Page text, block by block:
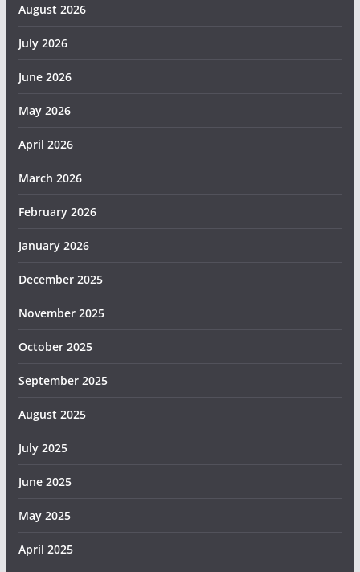
August 2026
July 2026
June 2026
May 2026
April 2026
March 2026
February 2026
January 2026
December 2025
November 2025
October 2025
September 2025
August 2025
July 2025
June 2025
May 2025
April 2025